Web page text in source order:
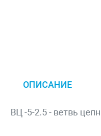
ОПИСАНИЕ
ВЦ -5-2.5 - ветвь